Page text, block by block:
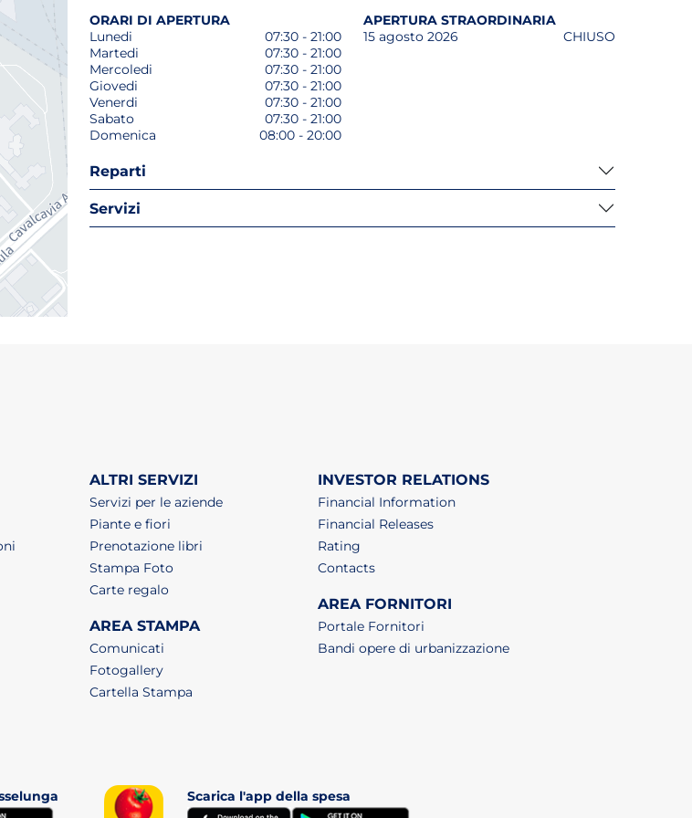
ORARI DI APERTURA
Lunedi
07:30 - 21:00
Martedi
07:30 - 21:00
Mercoledi
07:30 - 21:00
Giovedi
07:30 - 21:00
Venerdi
07:30 - 21:00
Sabato
07:30 - 21:00
Domenica
08:00 - 20:00
APERTURA STRAORDINARIA
15 agosto 2026
CHIUSO
Reparti
Servizi
ALTRI SERVIZI
Servizi per le aziende
Piante e fiori
Prenotazione libri
Stampa Foto
Carte regalo
AREA STAMPA
Comunicati
Fotogallery
Cartella Stampa
INVESTOR RELATIONS
Financial Information
Financial Releases
Rating
Contacts
AREA FORNITORI
Portale Fornitori
Bandi opere di urbanizzazione
Scarica l'app della spesa